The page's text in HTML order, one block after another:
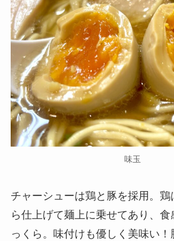
味玉
チャーシューは鶏と豚を採用。鶏
ら仕上げて麺上に乗せてあり、
っくら。味付けも優しく美味い！